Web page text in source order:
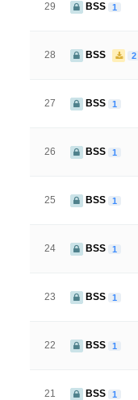
29 BSS 1
28 BSS 2
27 BSS 1
26 BSS 1
25 BSS 1
24 BSS 1
23 BSS 1
22 BSS 1
21 BSS 1